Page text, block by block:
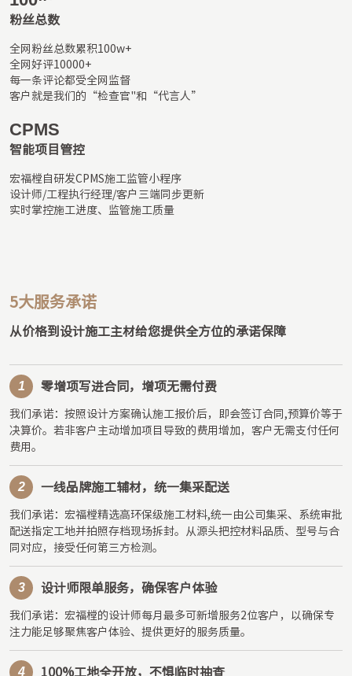
粉丝总数
全网粉丝总数累积100w+
全网好评10000+
每一条评论都受全网监督
客户就是我们的“检查官"和“代言人”
CPMS
智能项目管控
宏福樘自研发CPMS施工监管小程序
设计师/工程执行经理/客户三端同步更新
实时掌控施工进度、监管施工质量
5大服务承诺
从价格到设计施工主材给您提供全方位的承诺保障
1 零增项写进合同，增项无需付费
我们承诺：按照设计方案确认施工报价后，即会签订合同,预算价等于
决算价。若非客户主动增加项目导致的费用增加，客户无需支付任何
费用。
2 一线品牌施工辅材，统一集采配送
我们承诺：宏福樘精选高环保级施工材料,统一由公司集采、系统审批
配送指定工地并拍照存档现场拆封。从源头把控材料品质、型号与合
同对应，接受任何第三方检测。
3 设计师限单服务，确保客户体验
我们承诺：宏福樘的设计师每月最多可新增服务2位客户，以确保专
注力能足够聚焦客户体验、提供更好的服务质量。
4 100%工地全开放，不惧临时抽查